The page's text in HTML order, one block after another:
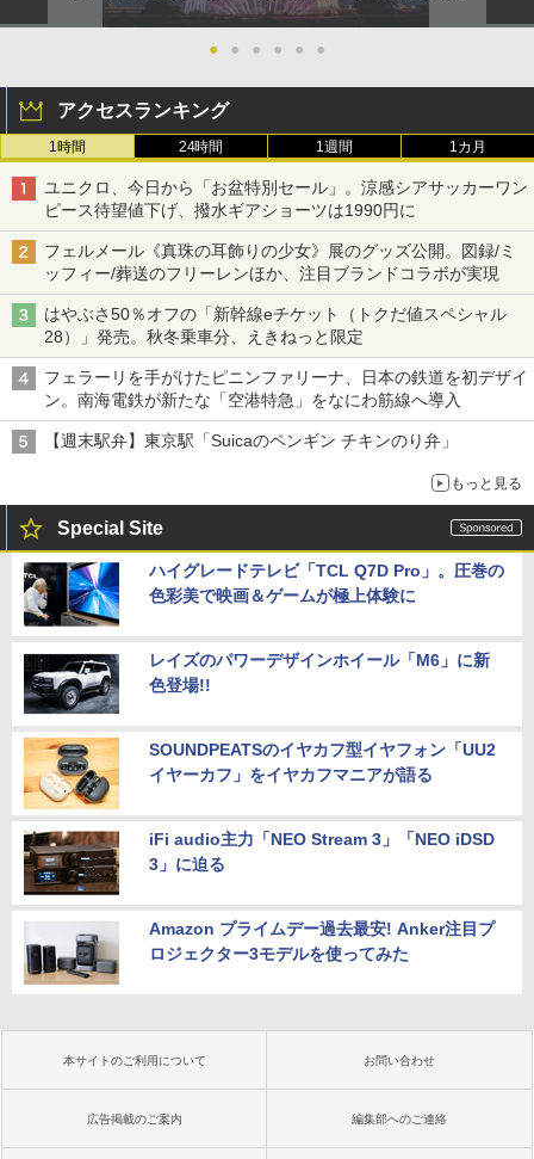
● ● ● ● ● ●
アクセスランキング
1時間 24時間 1週間 1カ月
ユニクロ、今日から「お盆特別セール」。涼感シアサッカーワン
ピース待望値下げ、撥水ギアショーツは1990円に
フェルメール《真珠の耳飾りの少女》展のグッズ公開。図録/ミ
ッフィー/葬送のフリーレンほか、注目ブランドコラボが実現
はやぶさ50％オフの「新幹線eチケット（トクだ値スペシャル
28）」発売。秋冬乗車分、えきねっと限定
フェラーリを手がけたピニンファリーナ、日本の鉄道を初デザイ
ン。南海電鉄が新たな「空港特急」をなにわ筋線へ導入
【週末駅弁】東京駅「Suicaのペンギン チキンのり弁」
もっと見る
Special Site
ハイグレードテレビ「TCL Q7D Pro」。圧巻の
色彩美で映画＆ゲームが極上体験に
レイズのパワーデザインホイール「M6」に新
色登場!!
SOUNDPEATSのイヤカフ型イヤフォン「UU2
イヤーカフ」をイヤカフマニアが語る
iFi audio主力「NEO Stream 3」「NEO iDSD
3」に迫る
Amazon プライムデー過去最安! Anker注目プ
ロジェクター3モデルを使ってみた
本サイトのご利用について お問い合わせ
広告掲載のご案内 編集部へのご連絡